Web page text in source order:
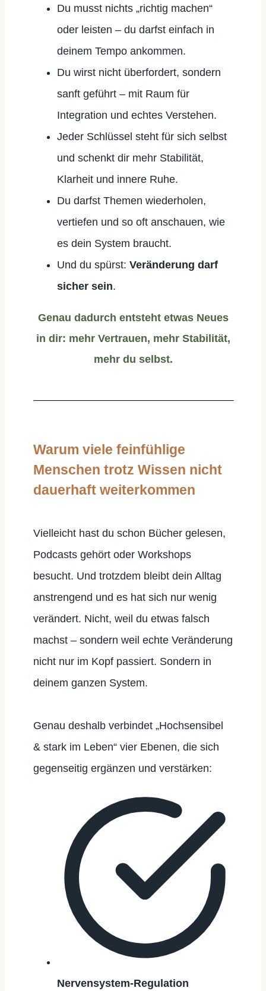
Du musst nichts „richtig machen“
oder leisten – du darfst einfach in
deinem Tempo ankommen.
Du wirst nicht überfordert, sondern
sanft geführt – mit Raum für
Integration und echtes Verstehen.
Jeder Schlüssel steht für sich selbst
und schenkt dir mehr Stabilität,
Klarheit und innere Ruhe.
Du darfst Themen wiederholen,
vertiefen und so oft anschauen, wie
es dein System braucht.
Und du spürst: Veränderung darf
sicher sein.
Genau dadurch entsteht etwas Neues
in dir: mehr Vertrauen, mehr Stabilität,
mehr du selbst.
Warum viele feinfühlige
Menschen trotz Wissen nicht
dauerhaft weiterkommen
Vielleicht hast du schon Bücher gelesen,
Podcasts gehört oder Workshops
besucht. Und trotzdem bleibt dein Alltag
anstrengend und es hat sich nur wenig
verändert. Nicht, weil du etwas falsch
machst – sondern weil echte Veränderung
nicht nur im Kopf passiert. Sondern in
deinem ganzen System.
Genau deshalb verbindet „Hochsensibel
& stark im Leben“ vier Ebenen, die sich
gegenseitig ergänzen und verstärken:
Nervensystem-Regulation